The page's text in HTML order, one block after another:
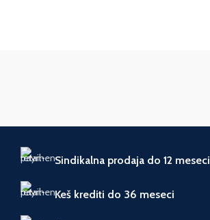
Sindikalna prodaja do 12 meseci
Keš krediti do 36 meseci